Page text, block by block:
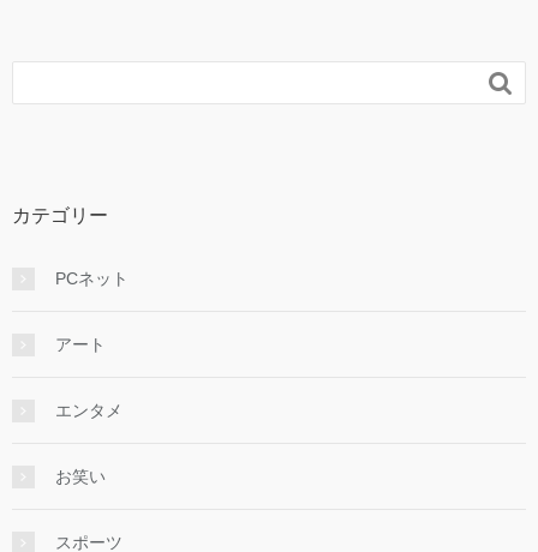

カテゴリー
PCネット
アート
エンタメ
お笑い
スポーツ